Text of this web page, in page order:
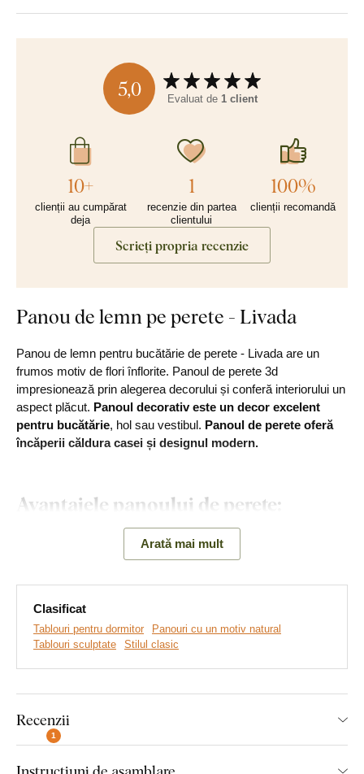
5,0 Evaluat de 1 client
10+
clienții au cumpărat
deja
1
recenzie din partea
clientului
100%
clienții recomandă
Scrieți propria recenzie
Panou de lemn pe perete - Livada
Panou de lemn pentru bucătărie de perete - Livada are un
frumos motiv de flori înflorite. Panoul de perete 3d
impresionează prin alegerea decorului și conferă interiorului un
aspect plăcut. Panoul decorativ este un decor excelent
pentru bucătărie, hol sau vestibul. Panoul de perete oferă
încăperii căldura casei și designul modern.
Avantajele panoului de perete:
Aspect original cu o temă a naturii
Montare simplă pe perete
Material din lemn
Montaj pe care îl poate realiza
oricine:
Arată mai mult
Clasificat
Tablouri pentru dormitor
Panouri cu un motiv natural
Tablouri sculptate
Stilul clasic
Recenzii
1